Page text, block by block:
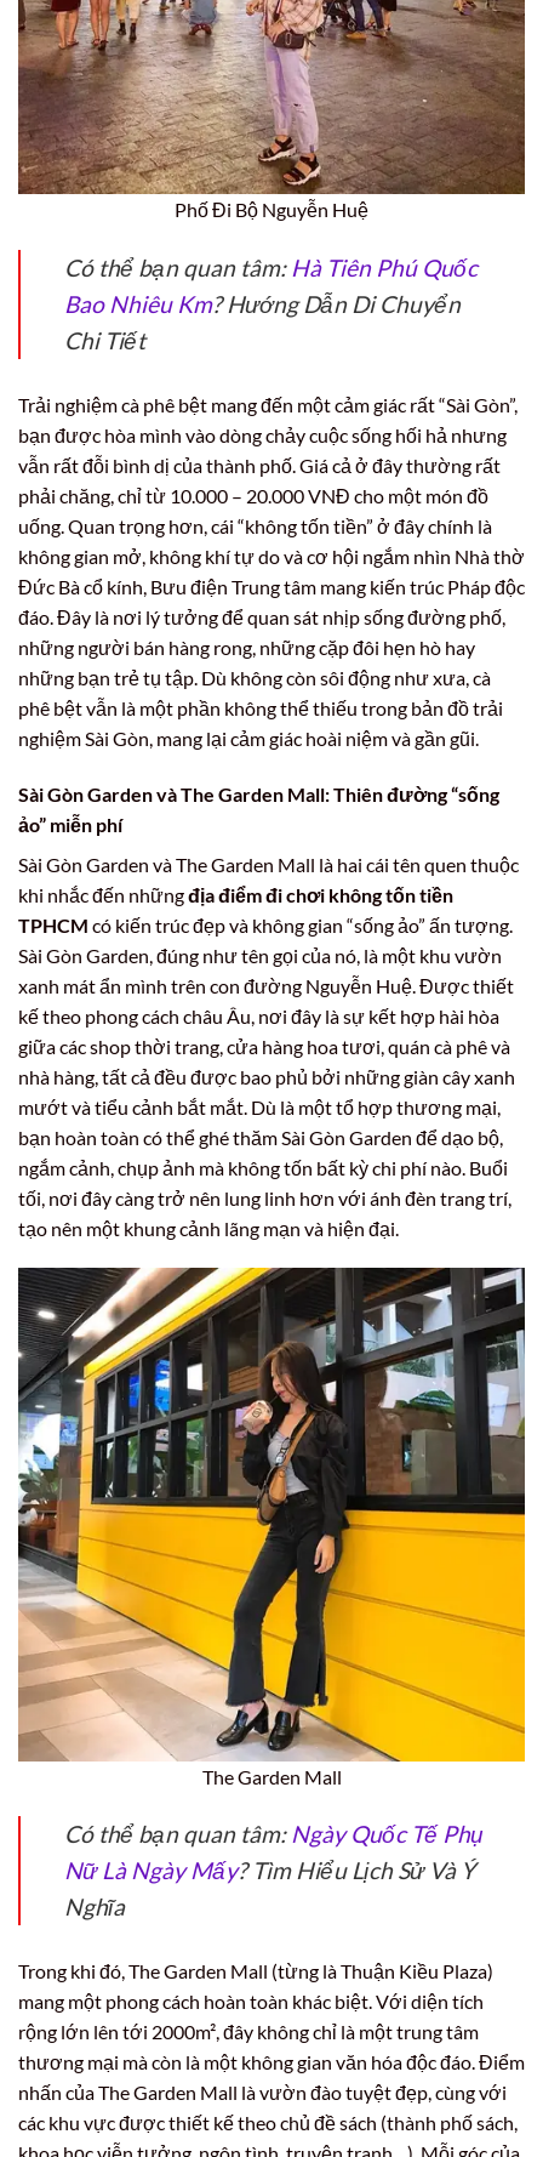
Phố Đi Bộ Nguyễn Huệ
Có thể bạn quan tâm: Hà Tiên Phú Quốc
Bao Nhiêu Km? Hướng Dẫn Di Chuyển
Chi Tiết
Trải nghiệm cà phê bệt mang đến một cảm giác rất “Sài Gòn”,
bạn được hòa mình vào dòng chảy cuộc sống hối hả nhưng
vẫn rất đỗi bình dị của thành phố. Giá cả ở đây thường rất
phải chăng, chỉ từ 10.000 – 20.000 VNĐ cho một món đồ
uống. Quan trọng hơn, cái “không tốn tiền” ở đây chính là
không gian mở, không khí tự do và cơ hội ngắm nhìn Nhà thờ
Đức Bà cổ kính, Bưu điện Trung tâm mang kiến trúc Pháp độc
đáo. Đây là nơi lý tưởng để quan sát nhịp sống đường phố,
những người bán hàng rong, những cặp đôi hẹn hò hay
những bạn trẻ tụ tập. Dù không còn sôi động như xưa, cà
phê bệt vẫn là một phần không thể thiếu trong bản đồ trải
nghiệm Sài Gòn, mang lại cảm giác hoài niệm và gần gũi.
Sài Gòn Garden và The Garden Mall: Thiên đường “sống
ảo” miễn phí
Sài Gòn Garden và The Garden Mall là hai cái tên quen thuộc
khi nhắc đến nhữngđịa điểm đi chơi không tốn tiền
TPHCM có kiến trúc đẹp và không gian “sống ảo” ấn tượng.
Sài Gòn Garden, đúng như tên gọi của nó, là một khu vườn
xanh mát ẩn mình trên con đường Nguyễn Huệ. Được thiết
kế theo phong cách châu Âu, nơi đây là sự kết hợp hài hòa
giữa các shop thời trang, cửa hàng hoa tươi, quán cà phê và
nhà hàng, tất cả đều được bao phủ bởi những giàn cây xanh
mướt và tiểu cảnh bắt mắt. Dù là một tổ hợp thương mại,
bạn hoàn toàn có thể ghé thăm Sài Gòn Garden để dạo bộ,
ngắm cảnh, chụp ảnh mà không tốn bất kỳ chi phí nào. Buổi
tối, nơi đây càng trở nên lung linh hơn với ánh đèn trang trí,
tạo nên một khung cảnh lãng mạn và hiện đại.
The Garden Mall
Có thể bạn quan tâm: Ngày Quốc Tế Phụ
Nữ Là Ngày Mấy? Tìm Hiểu Lịch Sử Và Ý
Nghĩa
Trong khi đó, The Garden Mall (từng là Thuận Kiều Plaza)
mang một phong cách hoàn toàn khác biệt. Với diện tích
rộng lớn lên tới 2000m², đây không chỉ là một trung tâm
thương mại mà còn là một không gian văn hóa độc đáo. Điểm
nhấn của The Garden Mall là vườn đào tuyệt đẹp, cùng với
các khu vực được thiết kế theo chủ đề sách (thành phố sách,